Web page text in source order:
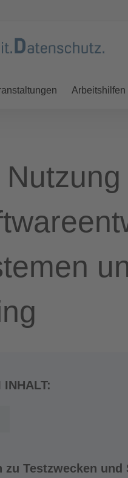
Arbeitshilfen
INHALT:
zu Testzwecken